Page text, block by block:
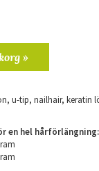
»
u-tip, nailhair, keratin
en hel hårförlängning: